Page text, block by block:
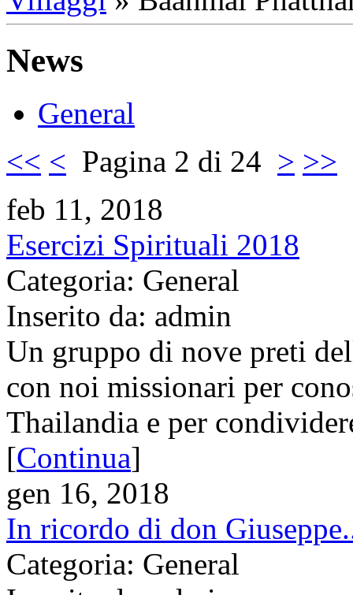
News
General
<< < Pagina 2 di 24 > >>
feb 11, 2018
Esercizi Spirituali 2018
Categoria: General
Inserito da: admin
Un gruppo di nove preti
con noi missionari per
Thailandia e per
[Continua]
gen 16, 2018
In ricordo di don
Categoria: General